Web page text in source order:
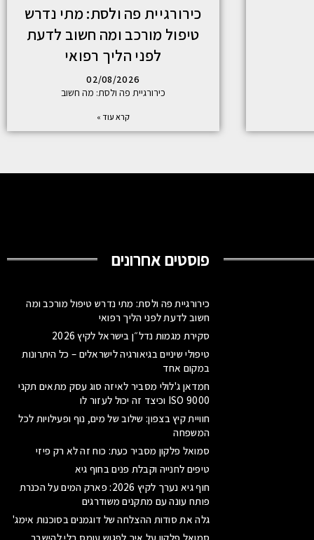
כירורגיית פה ולסת: מתי נדרש
טיפול מורכב ומה חשוב לדעת
לפני הליך רפואי
02/08/2026
כירורגיית פה ולסת: מה חשוב
קרא עוד »
פוסטים אחרונים
כירורגיית פה ולסת: מתי נדרש טיפול מורכב ומה
חשוב לדעת לפני הליך רפואי
סקירת מגמות נדל״ן בישראל לקיץ 2026
טיפולי שיניים בגיאורגיה לישראלים – כל היתרונות
במקום אחד
חמדאן ג'לולי מסביר לאיזה סוג עסק מתאים תקני
ISO 9000 וכיצד זה יכול לעזור לו
חוויית קיץ בצפון: שילוב של מים, נוף ופעילויות לכל
המשפחה
סמואל פלקון מסביר כעת: כוח זה לא רק פיזי
טיפים לחנייה וקבלת פנים בחוף גיא
חוף גיא נערך לקיץ 2026: פארק המים על הכנרת
פותח עונה עם מתקנים משודרגים
גלה את סודות ההצלחה של דוגמנים בסוכנות אימג'
סמואל פלקון על איך לפגוש עומס בלי להישבר